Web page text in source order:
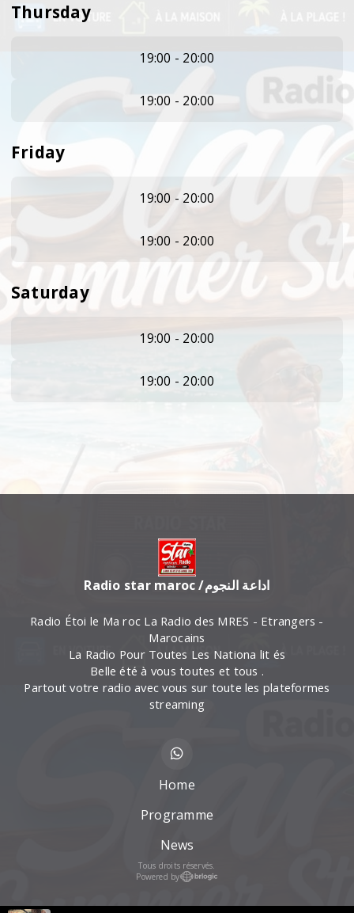
Thursday
19:00 - 20:00
19:00 - 20:00
Friday
19:00 - 20:00
19:00 - 20:00
Saturday
19:00 - 20:00
19:00 - 20:00
Radio star maroc /اداعة النجوم
Radio Étoi le Ma roc La Radio des MRES - Etrangers -
Marocains
La Radio Pour Toutes Les Nationa lit és
Belle été à vous toutes et tous .
Partout votre radio avec vous sur toute les plateformes
streaming
Home
Programme
News
Tous droits réservés.
Powered by